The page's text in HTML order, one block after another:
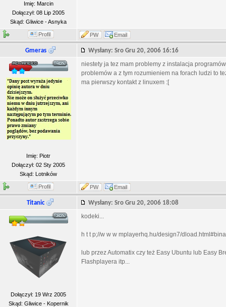
Imię: Marcin
Dołączył: 08 Lip 2005
Skąd: Gliwice - Asnyka
Profil PW Email
Gmeras Wysłany: Sro Gru 20, 2006 16:16
Imię: Piotr
Dołączył: 02 Sty 2005
Skąd: Lotników
niestety ja tez mam problemy z instalacja
problemów a z tym rozumieniem na forach ludzi to
ma pierwszy kontakt z linuxem :[
Profil PW Email
Titanic Wysłany: Sro Gru 20, 2006 18:08
Dołączył: 19 Wrz 2005
Skąd: Gliwice - Kopernik
kodeki...
h t t p;//w w w mplayerhq.hu/design7/
lub przez Automatix czy też Easy Ubuntu lub Easy
Flashplayera itp...